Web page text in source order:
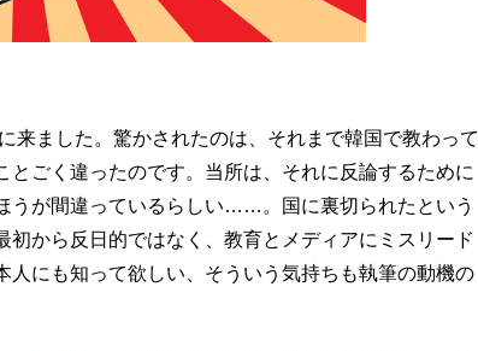
ました。驚かされたのは、それまで韓国で教わって
とごく違ったのです。当所は、それに反論するために
うが間違っているらしい……。国に裏切られたという
初から反日的ではなく、教育とメディアにミスリード
人にも知って欲しい、そういう気持ちも執筆の動機の